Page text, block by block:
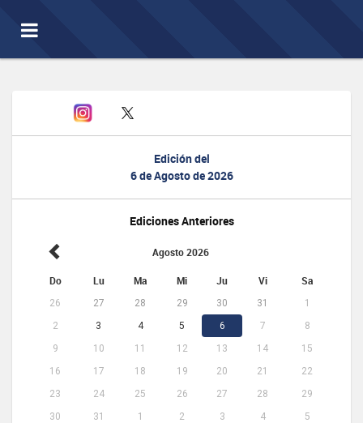
Toggle
navigation
Edición del
6 de Agosto de 2026
Ediciones Anteriores
Agosto 2026
Do Lu Ma Mi Ju Vi Sa
26 27 28 29 30 31
1
2
3 4 5 6 7
8
9
10 11 12 13 14
15
16
17 18 19 20 21
22
23
24 25 26 27 28
29
30
31 1 2 3 4 5